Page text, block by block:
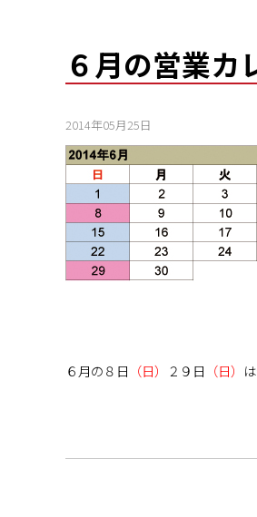
６月の営業カ
2014年05月25日
６月の８日 （日） ２９日 （日）